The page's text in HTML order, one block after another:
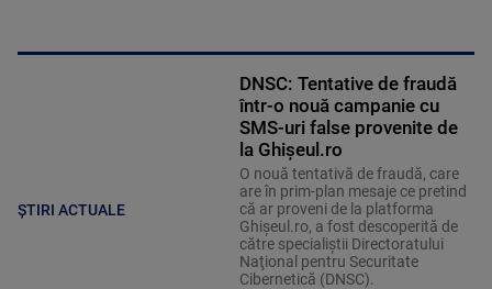
ȘTIRI ACTUALE
DNSC: Tentative de fraudă
într-o nouă campanie cu
SMS-uri false provenite de
la Ghişeul.ro
O nouă tentativă de fraudă, care
are în prim-plan mesaje ce pretind
că ar proveni de la platforma
Ghişeul.ro, a fost descoperită de
către specialiştii Directoratului
Naţional pentru Securitate
Cibernetică (DNSC).